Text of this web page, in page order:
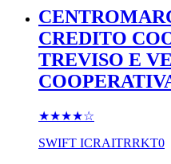
CREDITO
TREVISO E
★★★★☆
SWIFT ICRAITRRKT0